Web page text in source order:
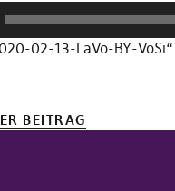
02-13-LaVo-BY-VoSi“.
BEITRAG